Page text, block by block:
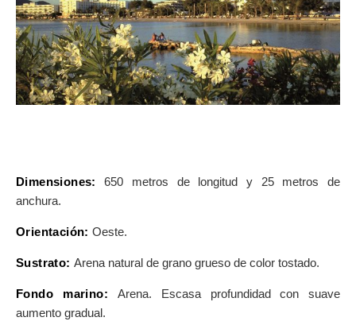
Dimensiones:
650 metros de longitud y 25 metros de
anchura.
Orientación:Oeste.
Sustrato: Arena natural de grano grueso de color tostado.
Fondo marino:Arena. Escasa profundidad con suave
aumento gradual.